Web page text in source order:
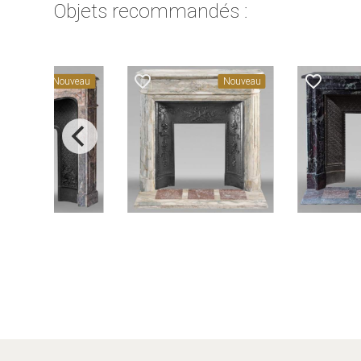
Objets recommandés :
favorite_border
Nouveau favorite_border Nouveau